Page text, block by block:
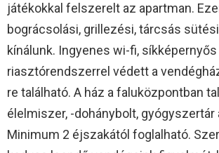
játékokkal felszerelt az apartman.
bográcsolási, grillezési, tárcsás
kínálunk. Ingyenes wi-fi, síkképernyős
riasztórendszerrel védett a
re található. A ház a faluközpontban
élelmiszer, -dohánybolt, gyógyszertár
Minimum 2 éjszakától foglalható.